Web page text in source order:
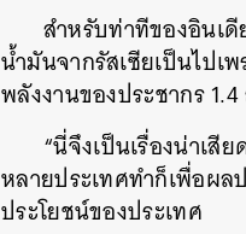
สำหรับท่าทีของอินเ
น้ำมันจากรัสเซียเป็นไปเ
พลังงานของประชากร
“นี่จึงเป็นเรื่องน่าเสี
หลายประเทศทำก็เพื่อผ
ประโยชน์ของประเทศ